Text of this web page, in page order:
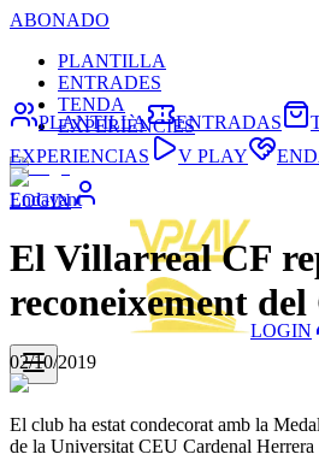
ABONADO
PLANTILLA
ENTRADES
TENDA
EXPERIÈNCIES
LOGIN
LOGIN
PLANTILLA ENTRADAS
EXPERIENCIAS
V PLAY
Endavant
El Villarreal CF
reconeixement
02/10/2019
El club ha estat condecorat amb la
de la Universitat CEU Cardenal Herrera